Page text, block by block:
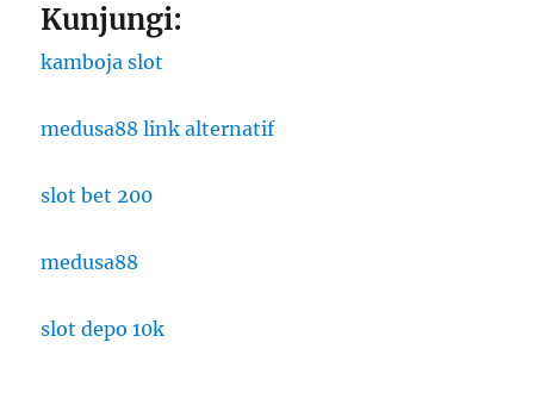
Kunjungi:
kamboja slot
medusa88 link alternatif
slot bet 200
medusa88
slot depo 10k